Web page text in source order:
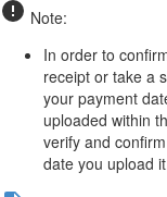
Note:
In order to
receipt or take a
your payment
uploaded within
verify and
date you upload